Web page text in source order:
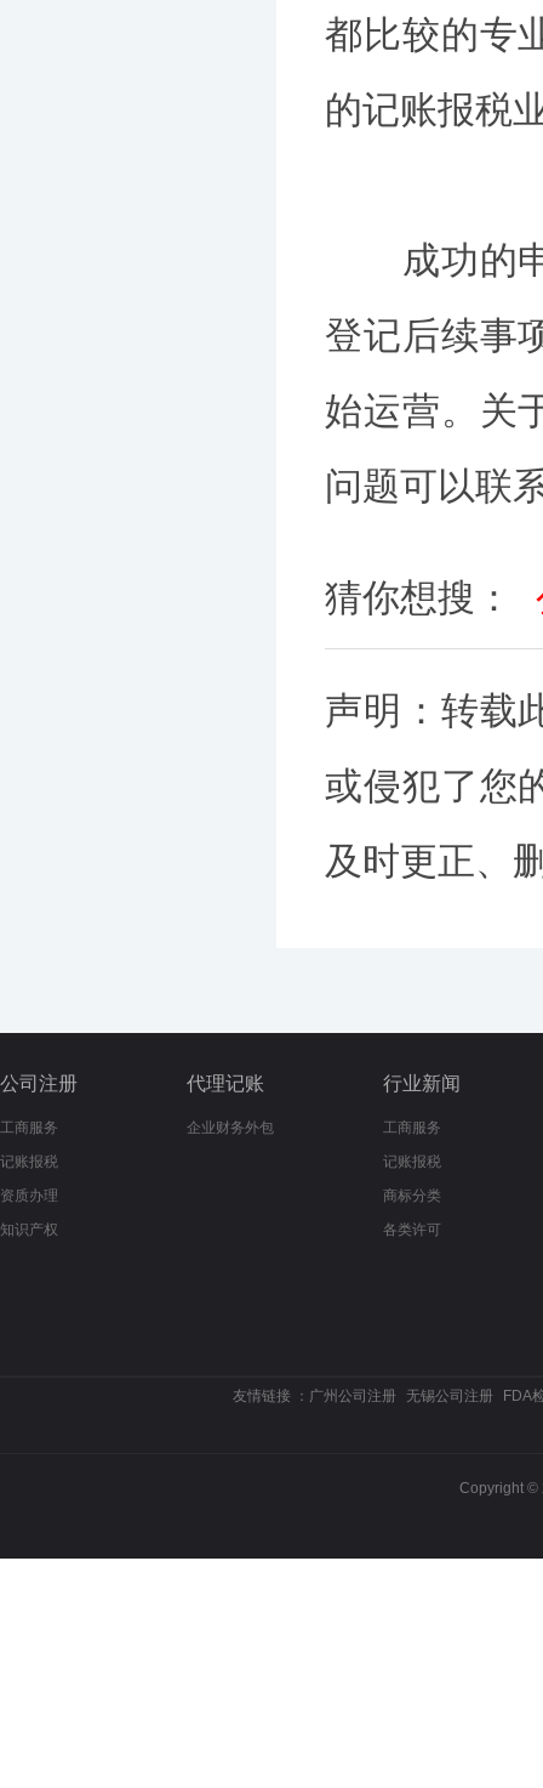
都比较的专
的记账报税
成功的申
登记后续事
始运营。关
问题可以联
猜你想搜：
声明：转载
或侵犯了您
及时更正、
公司注册
工商服务
记账报税
资质办理
知识产权
代理记账
企业财务外包
行业新闻
工商服务
记账报税
商标分类
各类许可
友情链接 ： 广州公司注册 无锡公司注册 FDA
Copyright ©